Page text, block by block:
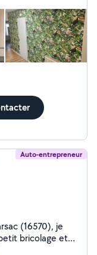
Auto-entrepreneur
(16570), je
bricolage et